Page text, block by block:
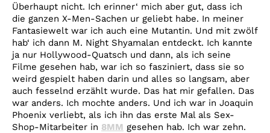
Überhaupt nicht. Ich erinner‘ mich aber gut, dass ich
die ganzen X-Men-Sachen ur geliebt habe. In meiner
Fantasiewelt war ich auch eine Mutantin. Und mit zwölf
hab‘ ich dann M. Night Shyamalan entdeckt. Ich kannte
ja nur Hollywood-Quatsch und dann, als ich seine
Filme gesehen hab, war ich so fasziniert, dass sie so
weird gespielt haben darin und alles so langsam, aber
auch fesselnd erzählt wurde. Das hat mir gefallen. Das
war anders. Ich mochte anders. Und ich war in Joaquin
Phoenix verliebt, als ich ihn das erste Mal als Sex-
Shop-Mitarbeiter in 8MM gesehen hab. Ich war zehn.